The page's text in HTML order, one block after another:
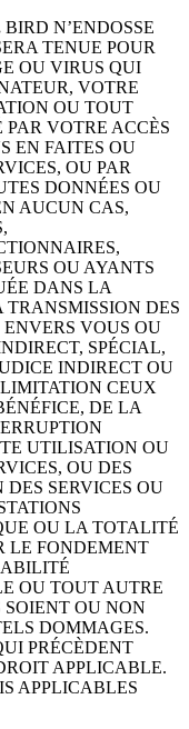
BIRD N’ENDOSSE
TENUE POUR
OU VIRUS QUI
VOTRE
OU TOUT
VOTRE ACCÈS
EN FAITES OU
OU PAR
DONNÉES OU
AUCUN CAS,
OU AYANTS
DANS LA
DES
ENVERS VOUS OU
SPÉCIAL,
INDIRECT OU
CEUX
DE LA
UTILISATION OU
OU DES
DES SERVICES OU
OU LA TOTALITÉ
LE FONDEMENT
OU TOUT AUTRE
OU NON
DOMMAGES.
PRÉCÈDENT
APPLICABLE.
APPLICABLES